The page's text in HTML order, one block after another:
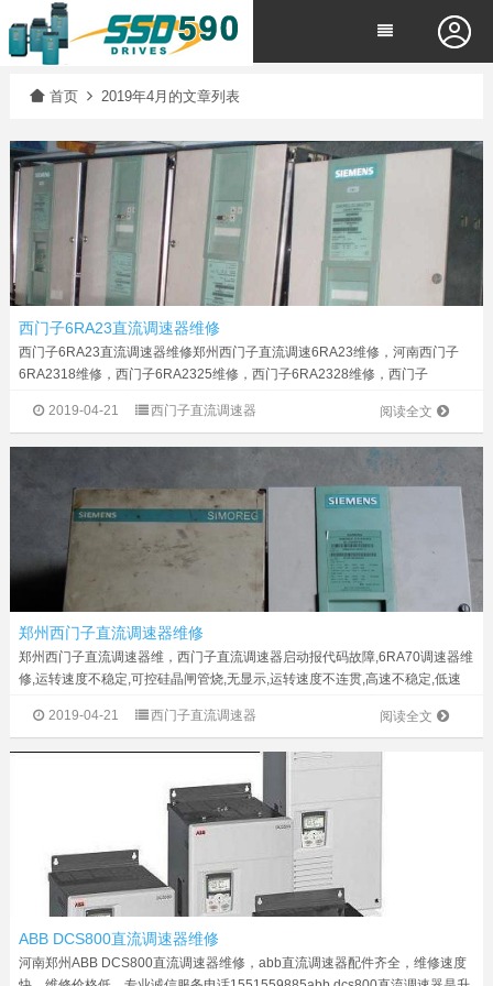
首页 2019年4月的文章列表
西门子6RA23直流调速器维修
西门子6RA23直流调速器维修郑州西门子直流调速6RA23维修，河南西门子
6RA2318维修，西门子6RA2325维修，西门子6RA2328维修，西门子
6RA23...
阅读全文
2019-04-21 西门子直流调速器
郑州西门子直流调速器维修
郑州西门子直流调速器维，西门子直流调速器启动报代码故障,6RA70调速器维
修,运转速度不稳定,可控硅晶闸管烧,无显示,运转速度不连贯,高速不稳定,低速
炸机,电源板坏...
阅读全文
2019-04-21 西门子直流调速器
ABB DCS800直流调速器维修
河南郑州ABB DCS800直流调速器维修，abb直流调速器配件齐全，维修速度